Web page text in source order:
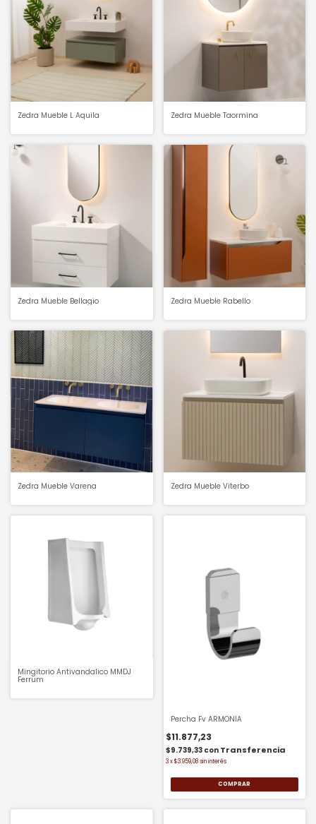
Zedra Mueble L Aquila Zedra Mueble Taormina
Zedra Mueble Bellagio Zedra Mueble Rabello
Zedra Mueble Varena Zedra Mueble Viterbo
Mingitorio Antivandalico MMDJ
Ferrum
Percha Fv ARMONIA
$11.877,23
$9.739,33 con
3 x$3.959,08 sin interés